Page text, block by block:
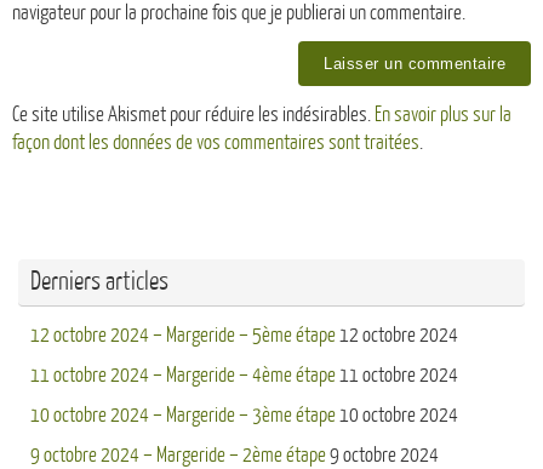
navigateur pour la prochaine fois que je publierai un commentaire.
Ce site utilise Akismet pour réduire les indésirables. En savoir plus sur la
façon dont les données de vos commentaires sont traitées.
Derniers articles
12 octobre 2024 – Margeride – 5ème étape12 octobre 2024
11 octobre 2024 – Margeride – 4ème étape11 octobre 2024
10 octobre 2024 – Margeride – 3ème étape10 octobre 2024
9 octobre 2024 – Margeride – 2ème étape9 octobre 2024